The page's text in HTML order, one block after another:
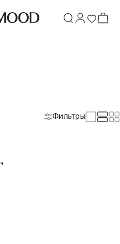
Фильтры
Пальто-жакет из фактурной шерсти черного цвета